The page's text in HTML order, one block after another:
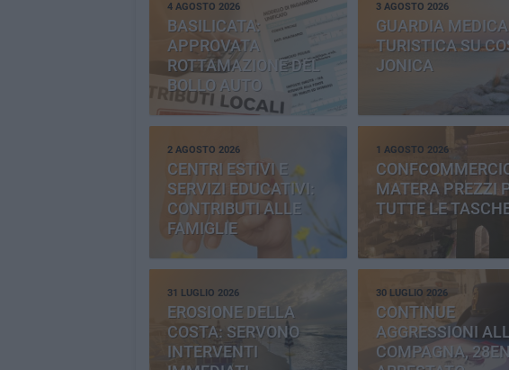
4 AGOSTO 2026
BASILICATA:
APPROVATA
ROTTAMAZIONE DEL
BOLLO AUTO
3 AGOSTO 2026
GUARDIA MEDICA
TURISTICA SU
JONICA
2 AGOSTO 2026
CENTRI ESTIVI E
SERVIZI EDUCATIVI:
CONTRIBUTI ALLE
FAMIGLIE
1 AGOSTO 2026
MATERA PREZZI
TUTTE LE
31 LUGLIO 2026
EROSIONE DELLA
COSTA: SERVONO
INTERVENTI
30 LUGLIO 2026
CONTINUE
AGGRESSIONI
COMPAGNA,